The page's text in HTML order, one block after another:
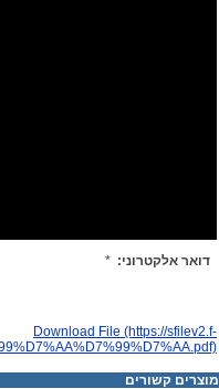
Download File (https://sfilev2.f-
מוצרים קשורים